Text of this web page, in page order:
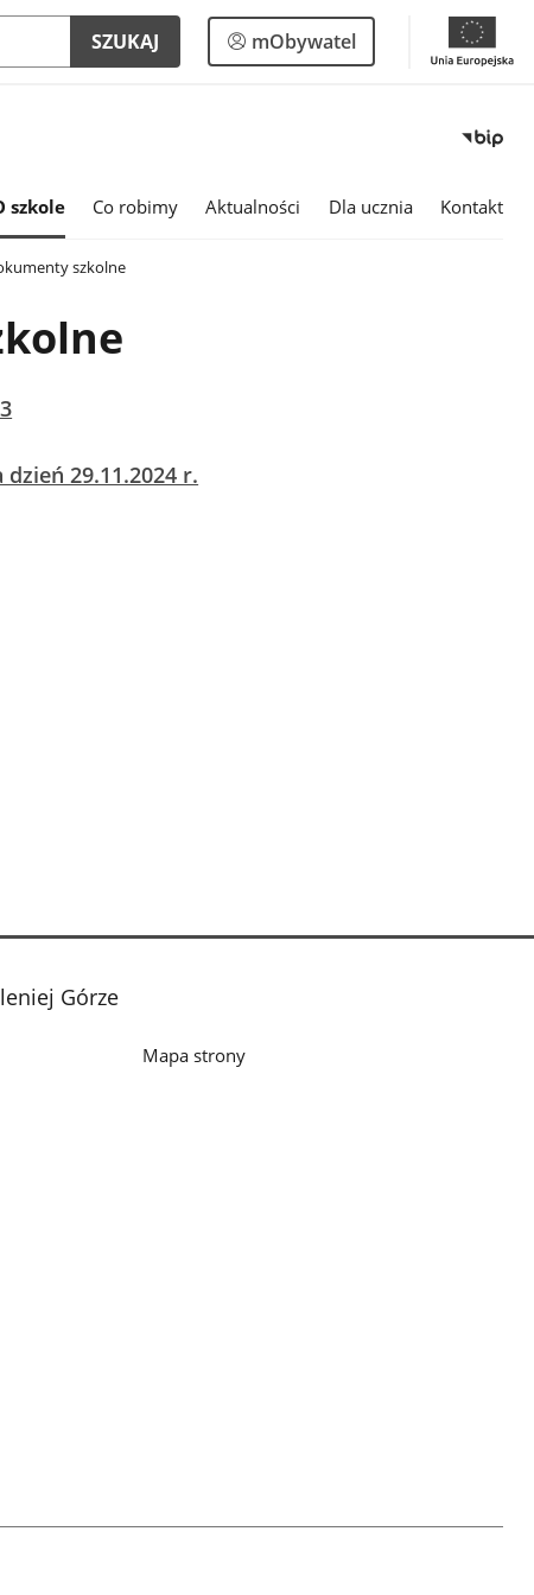
SZUKAJ
Logowanie
do
mObywatel
szkole Co robimy Aktualności Dla ucznia Kontakt
szkolne
29.11.2024 r.
Górze
Mapa strony